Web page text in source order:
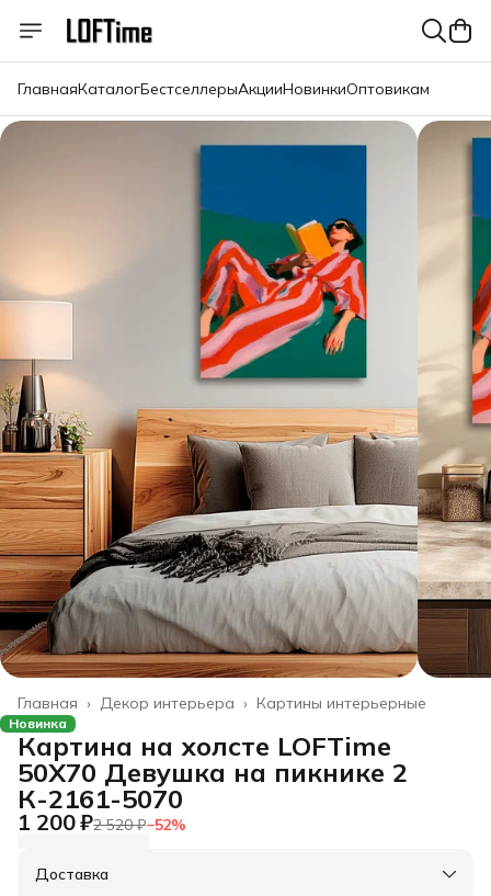
ГлавнаяКаталогБестселлерыАкцииНовинкиОптовикам
Картины интерьерные
Декор интерьера ›
Главная ›
Новинка
Картина на холсте LOFTime
50Х70 Девушка на пикнике 2
К-2161-5070
1 200 ₽2 520 ₽−52%
Доставка